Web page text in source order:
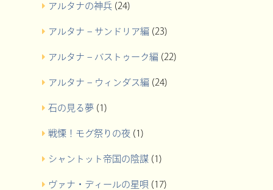
アルタナの神兵(24)
アルタナ – サンドリア編 (23)
アルタナ – バストゥーク編 (22)
アルタナ – ウィンダス編 (24)
石の見る夢 (1)
戦慄！モグ祭りの夜(1)
シャントット帝国の陰謀(1)
ヴァナ・ディールの星唄 (17)